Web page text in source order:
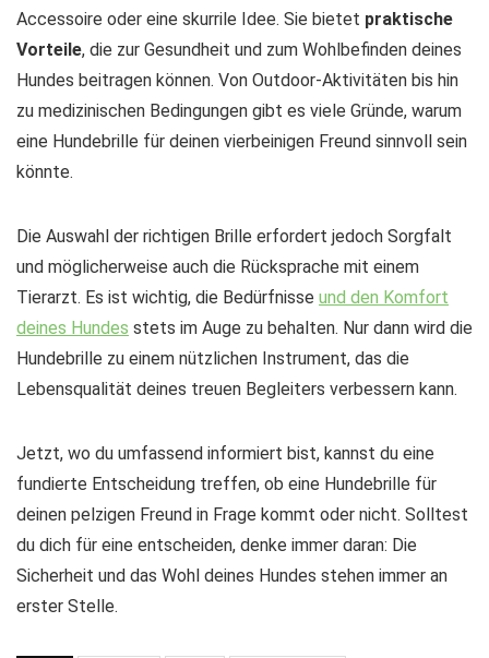
Accessoire oder eine skurrile Idee. Sie bietet praktische
Vorteile, die zur Gesundheit und zum Wohlbefinden deines
Hundes beitragen können. Von Outdoor-Aktivitäten bis hin
zu medizinischen Bedingungen gibt es viele Gründe, warum
eine Hundebrille für deinen vierbeinigen Freund sinnvoll sein
könnte.
Die Auswahl der richtigen Brille erfordert jedoch Sorgfalt
und möglicherweise auch die Rücksprache mit einem
Tierarzt. Es ist wichtig, die Bedürfnisse und den Komfort
deines Hundes stets im Auge zu behalten. Nur dann wird die
Hundebrille zu einem nützlichen Instrument, das die
Lebensqualität deines treuen Begleiters verbessern kann.
Jetzt, wo du umfassend informiert bist, kannst du eine
fundierte Entscheidung treffen, ob eine Hundebrille für
deinen pelzigen Freund in Frage kommt oder nicht. Solltest
du dich für eine entscheiden, denke immer daran: Die
Sicherheit und das Wohl deines Hundes stehen immer an
erster Stelle.